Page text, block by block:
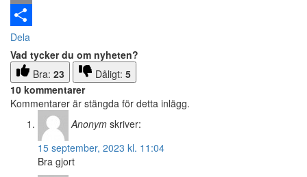
Email
Dela
Vad tycker du om nyheten?
Bra: 23 Dåligt: 5
10 kommentarer
Kommentarer är stängda för detta inlägg.
Anonym skriver:
15 september, 2023 kl. 11:04
Bra gjort